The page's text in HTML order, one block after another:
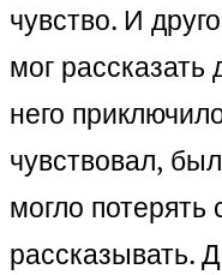
чувство. И
мог рассказать
него
чувствовал,
могло
рассказывать.